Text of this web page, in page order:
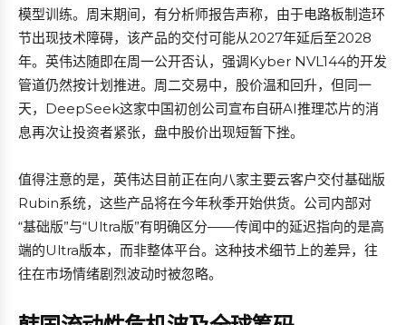
模型训练。周末期间，有分析师报告声称，由于电路板制造环
节出现技术障碍，该产品的交付可能从2027年延后至2028
年。英伟达随即在周一公开否认，强调Kyber NVL144的开发
管道仍然按计划推进。周二交易中，股价温和回升，但同一
天，DeepSeek这家中国初创公司宣布自研AI推理芯片的消
息再次让投资者紧张，盘中股价出现短暂下挫。
值得注意的是，英伟达目前正在向八家主要云客户交付基础版
Rubin系统，这些产品将在今年秋季开始供货。公司内部对
“基础版”与“Ultra版”有明确区分——传闻中的延迟指向的是高
端的Ultra版本，而非整体平台。这种技术细节上的差异，往
往在市场情绪剧烈波动时被忽略。